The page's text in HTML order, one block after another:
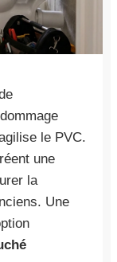
le PVC.
une
la
Une